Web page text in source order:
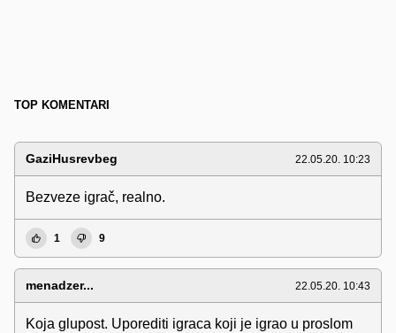
TOP KOMENTARI
GaziHusrevbeg 22.05.20. 10:23
Bezveze igrač, realno.
1 9
menadzer... 22.05.20. 10:43
Koja glupost. Uporediti igraca koji je igrao u proslom